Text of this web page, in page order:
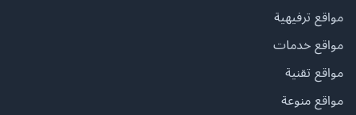
مواقع ترفيهية
مواقع خدمات
مواقع تقنية
مواقع منوعة